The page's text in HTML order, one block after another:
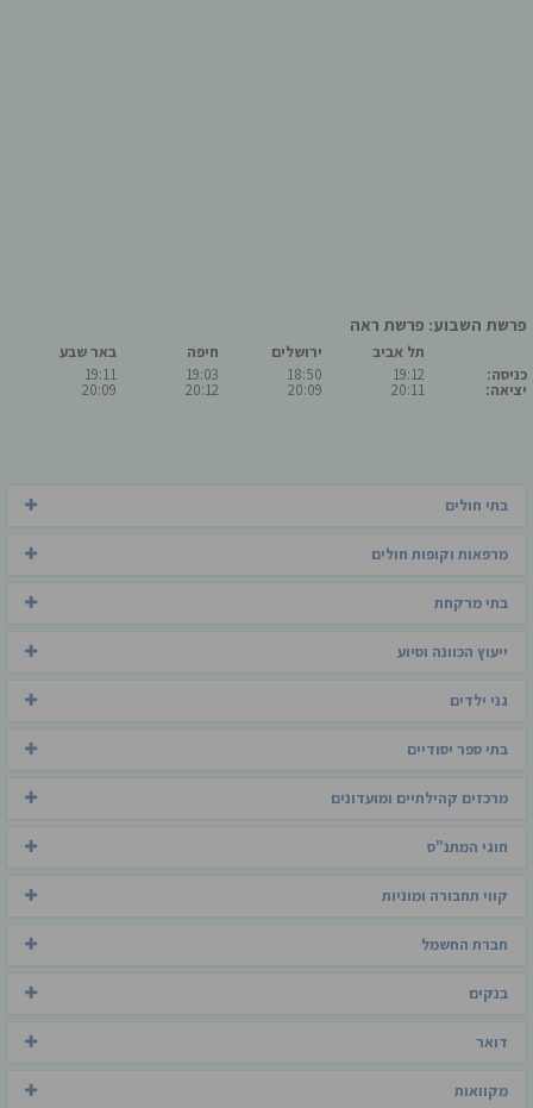
פרשת השבוע: פרשת ראה
כניסה:
יציאה:
תל אביב
19:12
20:11
ירושלים
18:50
20:09
חיפה
19:03
20:12
באר שבע
19:11
20:09
בתי חולים
מרפאות וקופות חולים
בתי מרקחת
ייעוץ הכוונה וסיוע
גני ילדים
בתי ספר יסודיים
מרכזים קהילתיים ומועדונים
חוגי המתנ"ס
קווי תחבורה ומוניות
חברת החשמל
בנקים
דואר
מקוואות